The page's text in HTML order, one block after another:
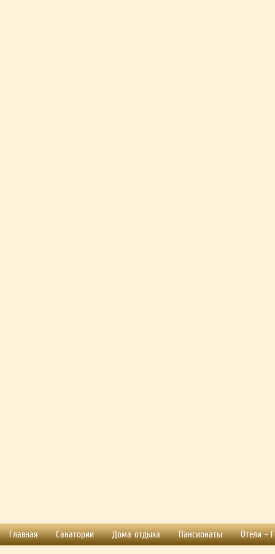
Главная Санатории Дома отдыха Пансионаты Отели -